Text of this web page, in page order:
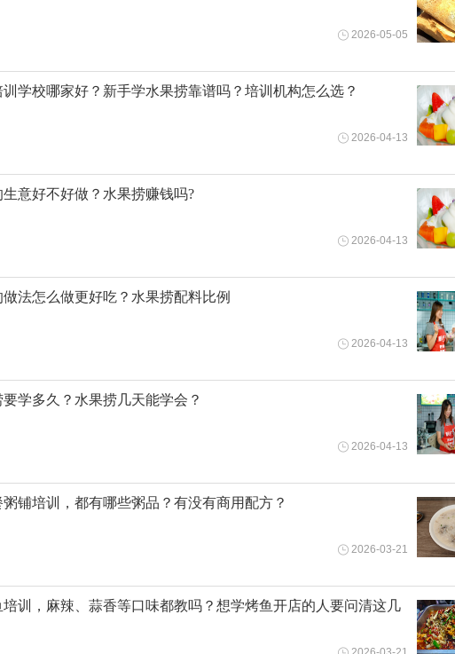
2026-05-05
训学校哪家好？新手学水果捞靠谱吗？培训机构怎么选？
2026-04-13
生意好不好做？水果捞赚钱吗?
2026-04-13
做法怎么做更好吃？水果捞配料比例
2026-04-13
学多久？水果捞几天能学会？
2026-04-13
铺培训，都有哪些粥品？有没有商用配方？
2026-03-21
培训，麻辣、蒜香等口味都教吗？想学烤鱼开店的人要问清这几